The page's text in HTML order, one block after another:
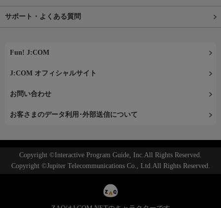
サポート・よくある質問
Fun! J:COM
J:COM オフィシャルサイト
お問い合わせ
お客さまのデータ利用･外部送信について
Copyright ©Interactive Program Guide, Inc.All Rights Reserved.
Copyright ©Jupiter Telecommunications Co., Ltd.All Rights Reserved.